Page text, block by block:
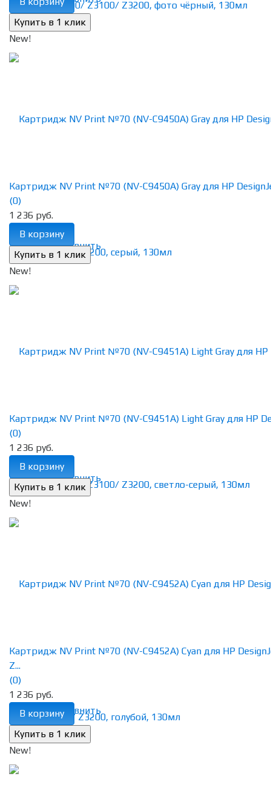
New!
избранное сравнить
Картридж NV Print №70 (NV-C9450A) Gray для HP
(0)
1 236 руб.
В корзину
New!
избранное сравнить
Картридж NV Print №70 (NV-C9451A) Light Gray для HP
(0)
1 236 руб.
В корзину
New!
избранное сравнить
Картридж NV Print №70 (NV-C9452A) Cyan для HP
Z...
(0)
1 236 руб.
В корзину
New!